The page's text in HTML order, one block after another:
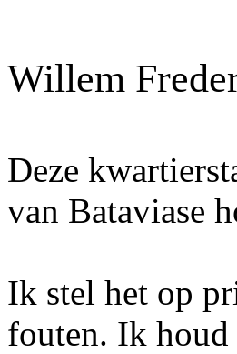
Willem
Deze
van Bataviase
Ik stel het op
fouten. Ik